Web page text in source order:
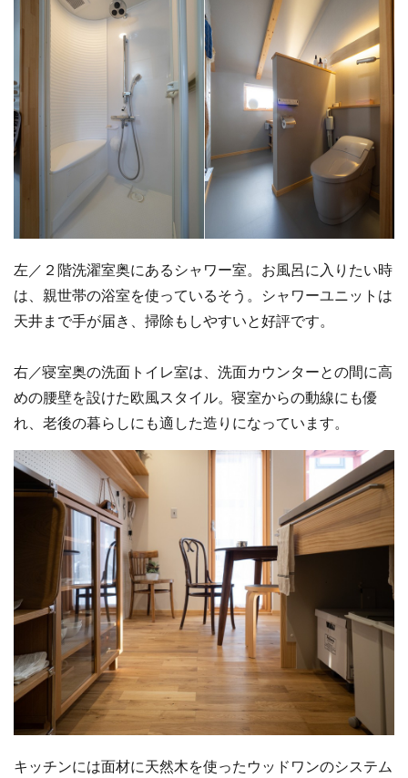
左／２階洗濯室奥にあるシャワー室。お風呂に入りたい時
は、親世帯の浴室を使っているそう。シャワーユニットは
天井まで手が届き、掃除もしやすいと好評です。
右／寝室奥の洗面トイレ室は、洗面カウンターとの間に高
めの腰壁を設けた欧風スタイル。寝室からの動線にも優
れ、老後の暮らしにも適した造りになっています。
キッチンには面材に天然木を使ったウッドワンのシステム